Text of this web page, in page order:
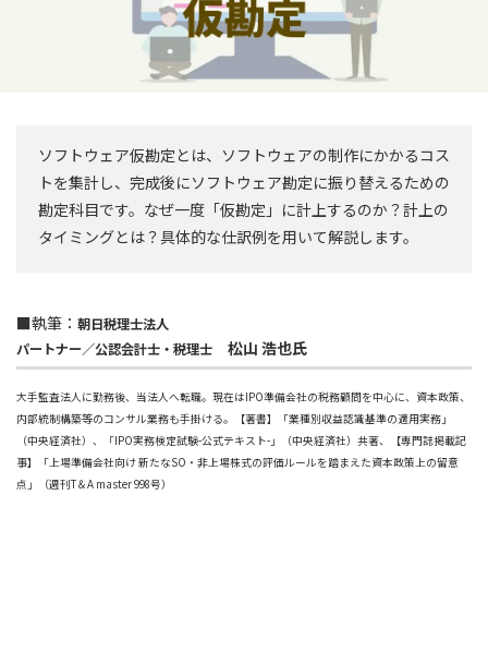
ソフトウェア仮勘定とは、ソフトウェアの制作にかかるコス
トを集計し、完成後にソフトウェア勘定に振り替えるための
勘定科目です。なぜ一度「仮勘定」に計上するのか？計上の
タイミングとは？具体的な仕訳例を用いて解説します。
■執筆： 朝日税理士法人
パートナー／公認会計士・税理士 松山 浩也氏
大手監査法人に勤務後、当法人へ転職。現在はIPO準備会社の税務顧問を中心に、資本政策、
内部統制構築等のコンサル業務も手掛ける。【著書】「業種別収益認識基準の適用実務」
（中央経済社）、「IPO実務検定試験-公式テキスト-」（中央経済社）共著、【専門誌掲載記
事】「上場準備会社向け 新たなSO・非上場株式の評価ルールを踏まえた資本政策上の留意
点」（週刊T＆A master 998号）